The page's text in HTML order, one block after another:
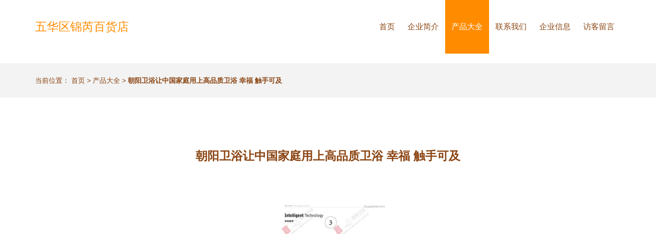
五华区锦芮百货店 首页 企业简介 产品大全 联系我们 企业信息 访客留言
当前位置： 首页 > 产品大全 > 朝阳卫浴让中国家庭用上高品质卫浴 幸福 触手可及
朝阳卫浴让中国家庭用上高品质卫浴 幸福 触手可及